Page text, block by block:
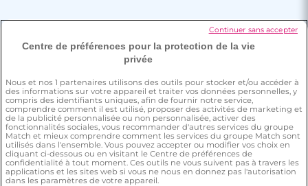
Centre de préférences pour la protection de la vie
privée
Nous et nos 1 partenaires utilisons des outils pour stocker et/ou accéder à
des informations sur votre appareil et traiter vos données personnelles, y
compris des identifiants uniques, afin de fournir notre service,
comprendre comment il est utilisé, proposer des activités de marketing et
de la publicité personnalisée ou non personnalisée, activer des
fonctionnalités sociales, vous recommander d'autres services du groupe
Match et mieux comprendre comment les services du groupe Match sont
utilisés dans l'ensemble. Vous pouvez accepter ou modifier vos choix en
cliquant ci-dessous ou en visitant le Centre de préférences de
confidentialité à tout moment. Ces outils ne vous suivent pas à travers les
applications et les sites web si vous ne nous en donnez pas l'autorisation
dans les paramètres de votre appareil.
Continuer sans accepter